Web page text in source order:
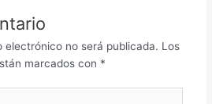
electrónico no será publicada. Los
marcados con *